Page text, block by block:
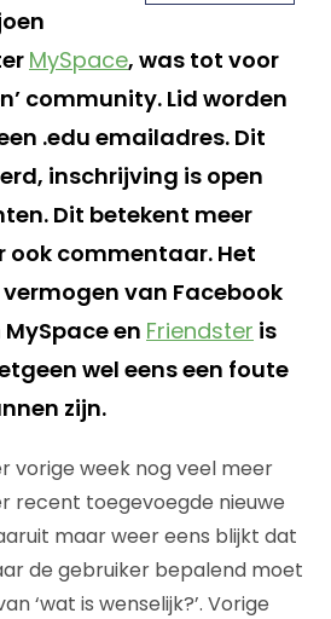
MySpace, was tot voor
community. Lid worden
.edu emailadres. Dit
inschrijving is open
Dit betekent meer
ook commentaar. Het
van Facebook
en Friendster is
wel eens een foute
zijn.
vorige week nog veel meer
recent toegevoegde nieuwe
maar weer eens blijkt dat
de gebruiker bepalend moet
‘wat is wenselijk?’. Vorige